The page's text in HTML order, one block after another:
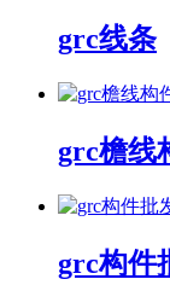
grc线条
grc檐线
grc构件